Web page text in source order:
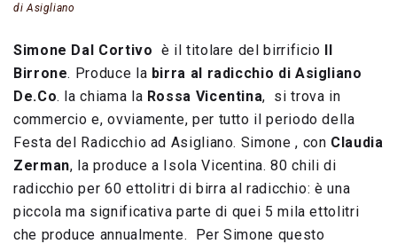
di Asigliano
Simone Dal Cortivo è il titolare del birrificio Il
Birrone. Produce la birra al radicchio di Asigliano
De.Co. la chiama la Rossa Vicentina, si trova in
commercio e, ovviamente, per tutto il periodo della
Festa del Radicchio ad Asigliano. Simone , con Claudia
Zerman, la produce a Isola Vicentina. 80 chili di
radicchio per 60 ettolitri di birra al radicchio: è una
piccola ma significativa parte di quei 5 mila ettolitri
che produce annualmente.
Per Simone questo